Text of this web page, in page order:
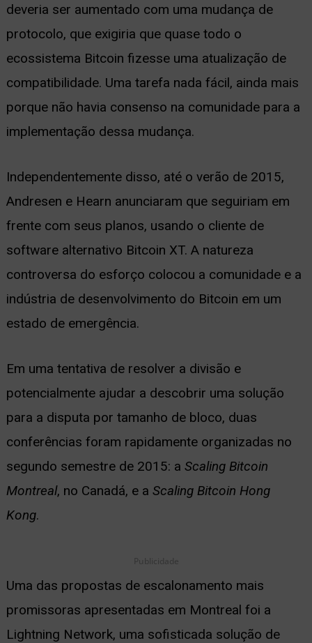
deveria ser aumentado com uma mudança de
protocolo, que exigiria que quase todo o
ecossistema Bitcoin fizesse uma atualização de
compatibilidade. Uma tarefa nada fácil, ainda mais
porque não havia consenso na comunidade para a
implementação dessa mudança.
Independentemente disso, até o verão de 2015,
Andresen e Hearn anunciaram que seguiriam em
frente com seus planos, usando o cliente de
software alternativo Bitcoin XT. A natureza
controversa do esforço colocou a comunidade e a
indústria de desenvolvimento do Bitcoin em um
estado de emergência.
Em uma tentativa de resolver a divisão e
potencialmente ajudar a descobrir uma solução
para a disputa por tamanho de bloco, duas
conferências foram rapidamente organizadas no
segundo semestre de 2015: a Scaling Bitcoin
Montreal, no Canadá, e a Scaling Bitcoin Hong
Kong.
Publicidade
Uma das propostas de escalonamento mais
promissoras apresentadas em Montreal foi a
Lightning Network, uma sofisticada solução de